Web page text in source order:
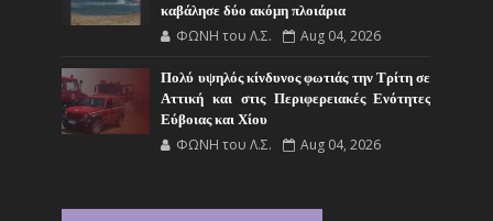
καβάλησε δύο ακόμη πλοιάρια
ΦΩΝΗ του Λ.Σ. Aug 04, 2026
Πολύ υψηλός κίνδυνος φωτιάς την Τρίτη σε
Αττική και στις Περιφερειακές Ενότητες
Εύβοιας και Χίου
ΦΩΝΗ του Λ.Σ. Aug 04, 2026